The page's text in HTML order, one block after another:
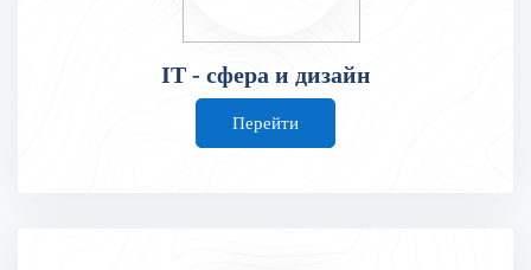
IT - сфера и дизайн
Перейти